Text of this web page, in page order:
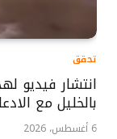
تحقق
انتشار فيديو
بالخليل مع
6 أغسطس، 2026